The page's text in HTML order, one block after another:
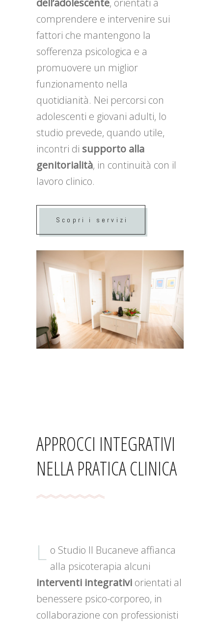
dell’adolescente, orientati a
comprendere e intervenire sui
fattori che mantengono la
sofferenza psicologica e a
promuovere un miglior
funzionamento nella
quotidianità. Nei percorsi con
adolescenti e giovani adulti, lo
studio prevede, quando utile,
incontri di supporto alla
genitorialità, in continuità con il
lavoro clinico.
Scopri i servizi
APPROCCI INTEGRATIVI
NELLA PRATICA CLINICA
L o Studio Il Bucaneve affianca
alla psicoterapia alcuni
interventi integrativi orientati al
benessere psico-corporeo, in
collaborazione con professionisti